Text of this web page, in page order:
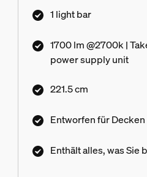
1 light bar
1700 lm @2700k |
power supply unit
221.5 cm
Entworfen für Decken
Enthält alles, was Sie